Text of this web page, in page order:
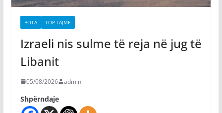
BOTA TOP LAJME
Izraeli nis sulme të reja në jug të
Libanit
05/08/2026 admin
Shpërndaje